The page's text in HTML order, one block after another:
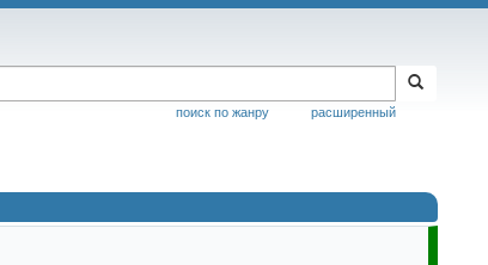
расширенный
поиск по жанру